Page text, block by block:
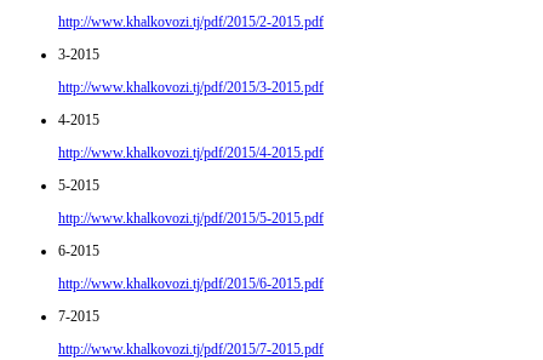
http://www.khalkovozi.tj/pdf/2015/2-2015.pdf
3-2015
http://www.khalkovozi.tj/pdf/2015/3-2015.pdf
4-2015
http://www.khalkovozi.tj/pdf/2015/4-2015.pdf
5-2015
http://www.khalkovozi.tj/pdf/2015/5-2015.pdf
6-2015
http://www.khalkovozi.tj/pdf/2015/6-2015.pdf
7-2015
http://www.khalkovozi.tj/pdf/2015/7-2015.pdf